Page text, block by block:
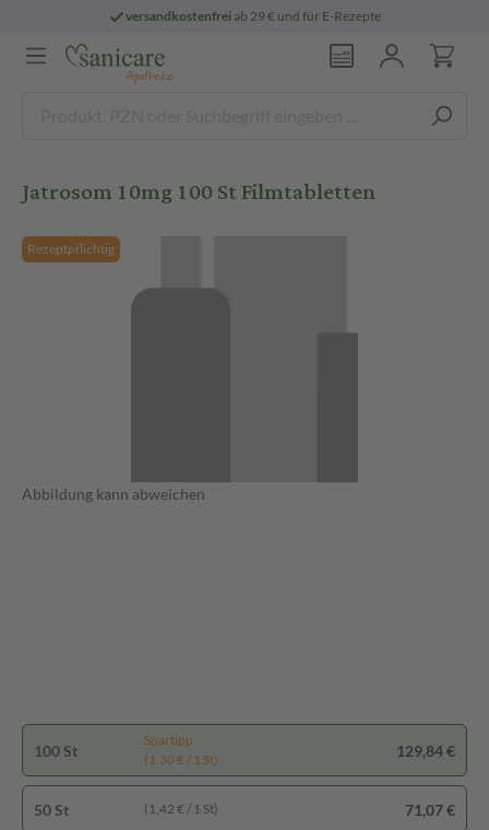
versandkostenfreiab 29 € und für E-Rezepte
Jatrosom 10mg 100 St Filmtabletten
Rezeptpflichtig
Abbildung kann abweichen
100 St
Spartipp
(1,30 € / 1 St)
129,84 €
50 St (1,42 € / 1 St) 71,07 €